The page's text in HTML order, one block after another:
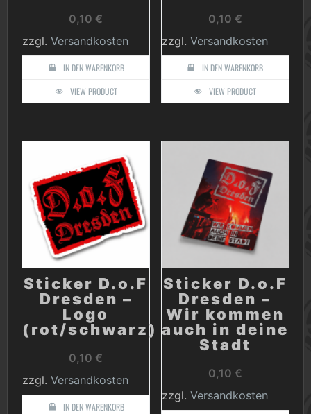
0,10€
zzgl. Versandkosten
IN DEN WARENKORB
VIEW PRODUCT
0,10 €
zzgl. Versandkosten
IN DEN WARENKORB
VIEW PRODUCT
Sticker D.o.F
Dresden –
Logo
(rot/schwarz)
0,10€
zzgl. Versandkosten
IN DEN WARENKORB
Sticker D.o.F
Dresden –
Wir kommen
auch in deine
Stadt
0,10 €
zzgl. Versandkosten